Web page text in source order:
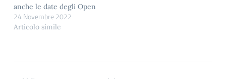
anche le date degli Open
day previsti per il 28
novembre p.v. e per il 17
24 Novembre 2022
Articolo simile